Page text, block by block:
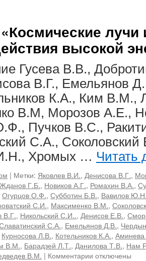
высокой
Гусева В.В.,
В.Г., Емельянов
К.А., Ким В.М.,
В.М, Морозов А.Е.,
Пучков В.С.,
С.А., Соколовский
Хромых … Читать
| Метки: Яковлев В.И., Денисова В.Г.,
Жданов Г.Б., Новиков А.Г., Ромахин В.А.,
Огурцов О.Ф., Субботин Б.В., Вавилов
С.И., Максименко В.М.,
В.Г., Никольский С.И.., Денисов Е.В.,
С.А., Емельянов Д.В.,
Курносова Л.В., Котельников К.А.,
В.М., Барадзей Л.Т., Данилова Т.В., Нам
В.М. | Комментарии котключены